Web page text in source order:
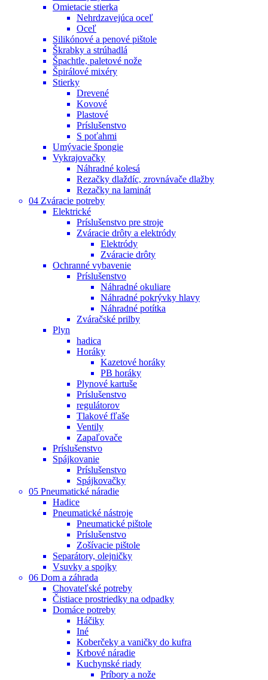
Omietacie stierka
Nehrdzavejúca oceľ
Oceľ
Silikónové a penové pištole
Škrabky a strúhadlá
Špachtle, paletové nože
Špirálové mixéry
Stierky
Drevené
Kovové
Plastové
Príslušenstvo
S poťahmi
Umývacie špongie
Vykrajovačky
Náhradné kolesá
Rezačky dlaždíc, zrovnávače dlažby
Rezačky na laminát
04 Zváracie potreby
Elektrické
Príslušenstvo pre stroje
Zváracie drôty a elektródy
Elektródy
Zváracie drôty
Ochranné vybavenie
Príslušenstvo
Náhradné okuliare
Náhradné pokrývky hlavy
Náhradné potítka
Zváračské prilby
Plyn
hadica
Horáky
Kazetové horáky
PB horáky
Plynové kartuše
Príslušenstvo
regulátorov
Tlakové fľaše
Ventily
Zapaľovače
Príslušenstvo
Spájkovanie
Príslušenstvo
Spájkovačky
05 Pneumatické náradie
Hadice
Pneumatické nástroje
Pneumatické pištole
Príslušenstvo
Zošívacie pištole
Separátory, olejničky
Vsuvky a spojky
06 Dom a záhrada
Chovateľské potreby
Čistiace prostriedky na odpadky
Domáce potreby
Háčiky
Iné
Koberčeky a vaničky do kufra
Krbové náradie
Kuchynské riady
Príbory a nože